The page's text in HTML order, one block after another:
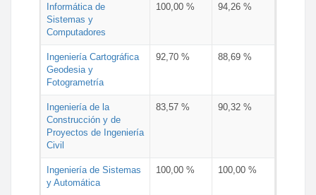
Informática de
Sistemas y
Computadores
100,00 % 94,26 %
Ingeniería Cartográfica
Geodesia y
Fotogrametría
92,70 % 88,69 %
Ingeniería de la
Construcción y de
Proyectos de Ingeniería
Civil
83,57 % 90,32 %
Ingeniería de Sistemas
y Automática
100,00 % 100,00 %